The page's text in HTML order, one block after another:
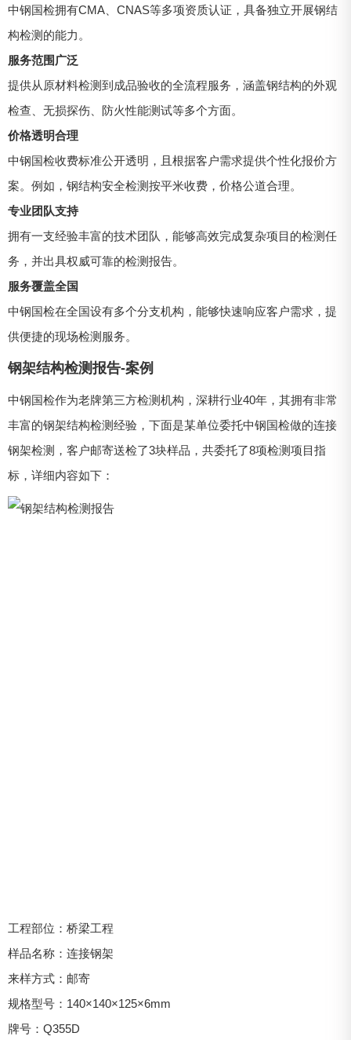
中钢国检拥有CMA、CNAS等多项资质认证，具备独立开展钢结
构检测的能力。
服务范围广泛
提供从原材料检测到成品验收的全流程服务，涵盖钢结构的外观
检查、无损探伤、防火性能测试等多个方面。
价格透明合理
中钢国检收费标准公开透明，且根据客户需求提供个性化报价方
案。例如，钢结构安全检测按平米收费，价格公道合理。
专业团队支持
拥有一支经验丰富的技术团队，能够高效完成复杂项目的检测任
务，并出具权威可靠的检测报告。
服务覆盖全国
中钢国检在全国设有多个分支机构，能够快速响应客户需求，提
供便捷的现场检测服务。
钢架结构检测报告-案例
中钢国检作为老牌第三方检测机构，深耕行业40年，其拥有非常
丰富的钢架结构检测经验，下面是某单位委托中钢国检做的连接
钢架检测，客户邮寄送检了3块样品，共委托了8项检测项目指
标，详细内容如下：
工程部位：桥梁工程
样品名称：连接钢架
来样方式：邮寄
规格型号：140×140×125×6mm
牌号：Q355D